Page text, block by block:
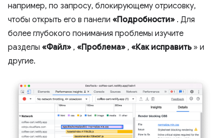
например, по запросу, блокирующему отрисовку,
чтобы открыть его в панели «Подробности» . Для
более глубокого понимания проблемы изучите
разделы «Файл» , «Проблема» , «Как исправить» и
другие.